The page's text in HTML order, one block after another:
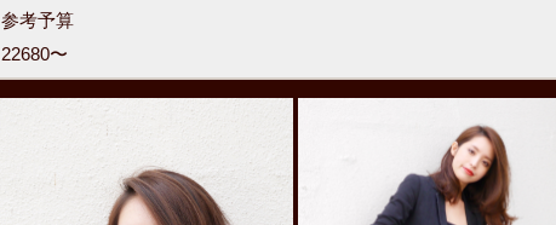
参考予算
22680〜